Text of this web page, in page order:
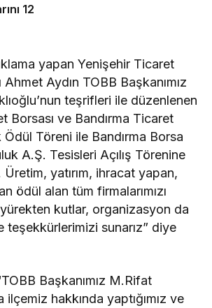
12
yapan Yenişehir Ticaret
Ahmet Aydın TOBB Başkanımız
teşrifleri ile düzenlenen
Borsası ve Bandırma Ticaret
Ödül Töreni ile Bandırma Borsa
A.Ş. Tesisleri Açılış Törenine
Üretim, yatırım, ihracat yapan,
ödül alan tüm firmalarımızı
kutlar, organizasyon da
teşekkürlerimizi sunarız” diye
Başkanımız M.Rifat
ilçemiz hakkında yaptığımız ve